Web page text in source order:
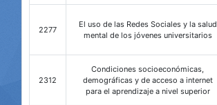
2277
El uso de las Redes Sociales y la salud
mental de los jóvenes universitarios
2312
Condiciones socioeconómicas,
demográficas y de acceso a internet
para el aprendizaje a nivel superior